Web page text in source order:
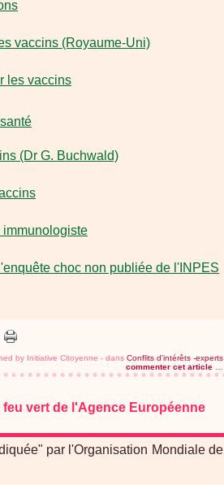
vaccins (Royaume-Uni)
les vaccins
(Dr G. Buchwald)
immunologiste
choc non publiée de l'INPES
by Initiative Citoyenne - dans Conflits d’intérêts -experts
commenter cet article
vert de l'Agence Européenne
par l'Organisation Mondiale de